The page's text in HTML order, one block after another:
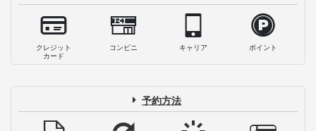
クレジット
カード
コンビニ キャリア ポイント
予約方法